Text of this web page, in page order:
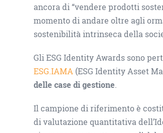
ancora di “vendere prodotti
momento di andare oltre agli
sostenibilità intrinseca della
Gli ESG Identity Awards sono
ESG.IAMA (ESG Identity Asset
delle case di gestione.
Il campione di riferimento è
di valutazione quantitativa